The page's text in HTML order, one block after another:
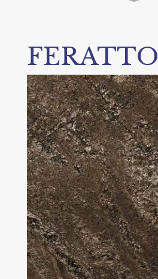
FERATTO